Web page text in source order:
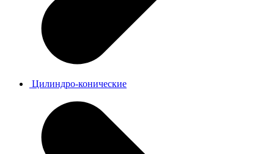
Цилиндро-конические